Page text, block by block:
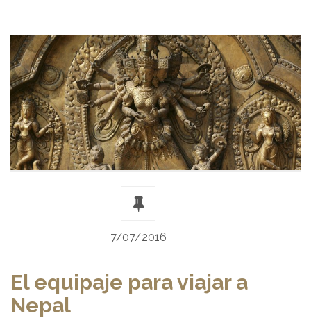
7/07/2016
El equipaje para viajar a
Nepal